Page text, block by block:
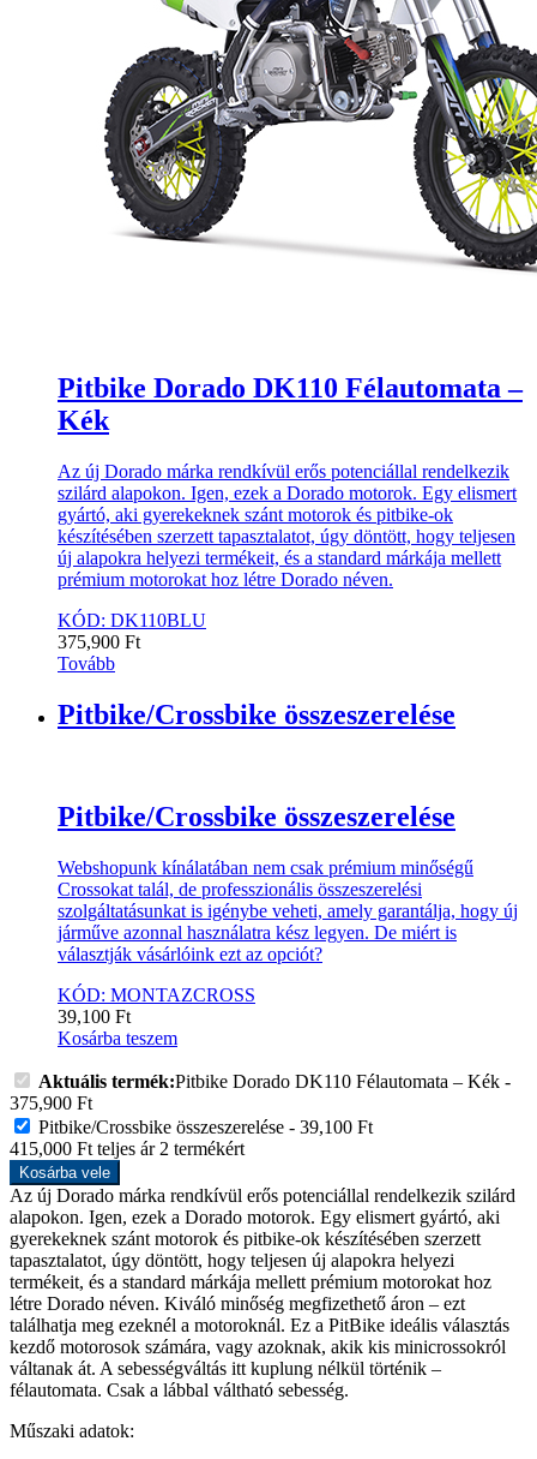
Pitbike Dorado DK110 Félautomata –
Kék
Az új Dorado márka rendkívül erős potenciállal rendelkezik
szilárd alapokon. Igen, ezek a Dorado motorok. Egy elismert
gyártó, aki gyerekeknek szánt motorok és pitbike-ok
készítésében szerzett tapasztalatot, úgy döntött, hogy teljesen
új alapokra helyezi termékeit, és a standard márkája mellett
prémium motorokat hoz létre Dorado néven.
KÓD: DK110BLU
375,900 Ft
Tovább
Pitbike/Crossbike összeszerelése
Pitbike/Crossbike összeszerelése
Webshopunk kínálatában nem csak prémium minőségű
Crossokat talál, de professzionális összeszerelési
szolgáltatásunkat is igénybe veheti, amely garantálja, hogy új
járműve azonnal használatra kész legyen. De miért is
választják vásárlóink ezt az opciót?
KÓD: MONTAZCROSS
39,100 Ft
Kosárba teszem
Aktuális termék:Pitbike Dorado DK110 Félautomata – Kék -
375,900 Ft
Pitbike/Crossbike összeszerelése - 39,100 Ft
415,000 Ft teljes ár 2 termékért
Kosárba vele
Az új Dorado márka rendkívül erős potenciállal rendelkezik szilárd
alapokon. Igen, ezek a Dorado motorok. Egy elismert gyártó, aki
gyerekeknek szánt motorok és pitbike-ok készítésében szerzett
tapasztalatot, úgy döntött, hogy teljesen új alapokra helyezi
termékeit, és a standard márkája mellett prémium motorokat hoz
létre Dorado néven. Kiváló minőség megfizethető áron – ezt
találhatja meg ezeknél a motoroknál. Ez a PitBike ideális választás
kezdő motorosok számára, vagy azoknak, akik kis minicrossokról
váltanak át. A sebességváltás itt kuplung nélkül történik –
félautomata. Csak a lábbal váltható sebesség.
Műszaki adatok: